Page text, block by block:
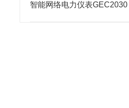
智能网络电力仪表GEC2030